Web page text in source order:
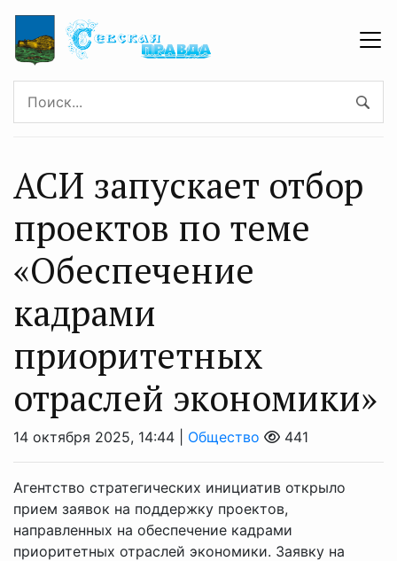
АСИ запускает отбор
проектов по теме
«Обеспечение
кадрами
приоритетных
отраслей экономики»
14 октября 2025, 14:44 | Общество 441
Агентство стратегических инициатив открыло
прием заявок на поддержку проектов,
направленных на обеспечение кадрами
приоритетных отраслей экономики. Заявку на